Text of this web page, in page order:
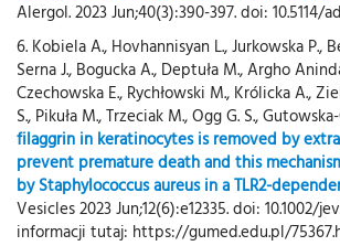
Alergol. 2023 Jun;40(3):390-397. doi: 10.5114/
6. Kobiela A., Hovhannisyan L., Jurkowska P.,
Serna J., Bogucka A., Deptuła M., Argho
Czechowska E., Rychłowski M., Królicka A.,
S., Pikuła M., Trzeciak M., Ogg G. S.,
filaggrin in keratinocytes is removed by
prevent premature death and this
by Staphylococcus aureus in a TLR2-
Vesicles 2023 Jun;12(6):e12335. doi: 10.1002/
informacji tutaj: https://gumed.edu.pl/